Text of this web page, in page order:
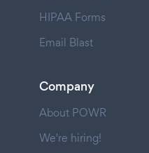
HIPAA Forms
Email Blast
Company
About POWR
We're hiring!